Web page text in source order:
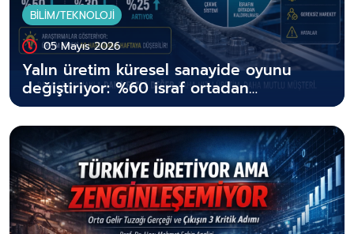
BİLİM/TEKNOLOJİ
05 Mayıs 2026
Yalın üretim küresel sanayide oyunu
değiştiriyor: %60 israf ortadan
kaldırılabilir, üretim süresi 10 haftadan 1
haftaya inebilir